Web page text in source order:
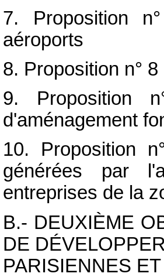
7. Proposition
aéroports
8. Proposition n°
9. Proposition
d'aménagement
10. Proposition
générées par
entreprises de la
B.- DEUXIÈME
DE
PARISIENNES